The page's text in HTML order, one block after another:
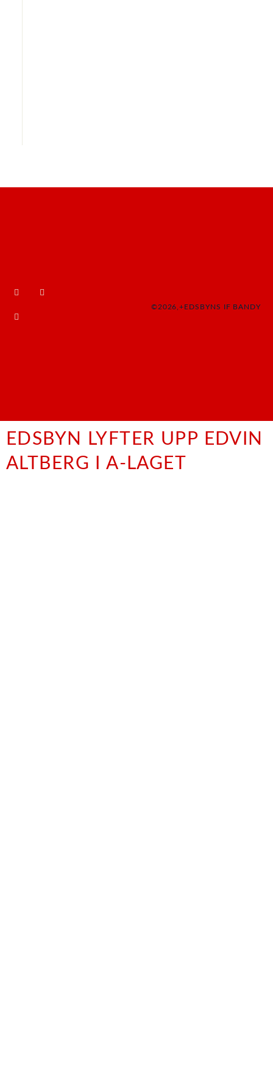
©2026,+EDSBYNS IF BANDY
EDSBYN LYFTER UPP EDVIN
ALTBERG I A-LAGET